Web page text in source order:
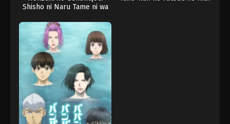
Shisho ni Naru Tame ni wa
Erandeiraremasen –
Ryoushu no Youjo